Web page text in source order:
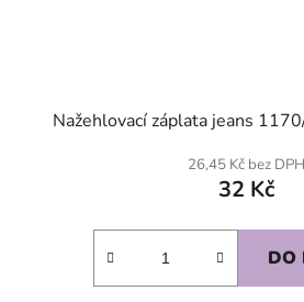
Nažehlovací záplata jeans
26,45 Kč bez DPH
32 Kč
DO